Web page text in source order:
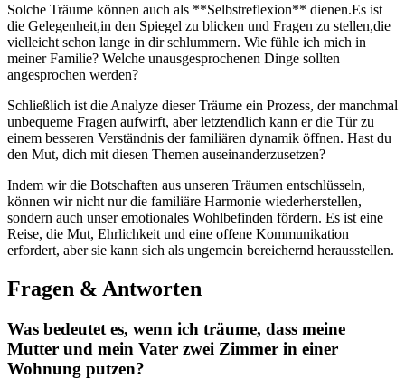
Solche Träume können auch als **Selbstreflexion** dienen.Es ist
die Gelegenheit,in den Spiegel zu blicken und Fragen zu stellen,die
vielleicht schon lange in dir schlummern. Wie fühle ich mich in
‍meiner Familie? Welche unausgesprochenen Dinge sollten⁣
angesprochen werden?
Schließlich ist die Analyze dieser Träume ein Prozess, der manchmal
unbequeme Fragen aufwirft, aber letztendlich kann‍ er die Tür ​zu
einem⁣ besseren Verständnis der familiären dynamik ⁢öffnen. Hast⁢ du
den Mut, dich mit diesen Themen auseinanderzusetzen?
Indem wir die Botschaften aus unseren Träumen⁢ entschlüsseln,
können wir nicht nur die‍ familiäre Harmonie ​wiederherstellen,
sondern auch unser emotionales Wohlbefinden fördern. Es ist eine
Reise, die⁤ Mut, Ehrlichkeit und eine offene Kommunikation
erfordert, aber sie kann sich ‍als ungemein bereichernd herausstellen.
Fragen & Antworten
Was⁣ bedeutet es, wenn ich träume, dass meine
Mutter und mein ⁤Vater​ zwei Zimmer in einer
Wohnung putzen?